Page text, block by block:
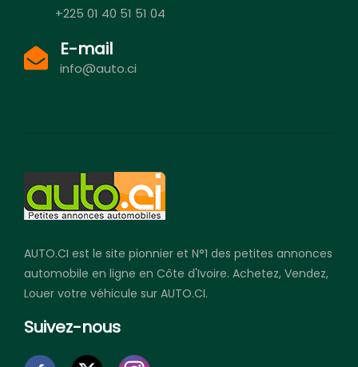
+225 01 40 51 51 04
E-mail
info@auto.ci
AUTO.CI est le site pionnier et N°1 des petites annonces
automobile en ligne en Côte d'Ivoire. Achetez, Vendez,
Louer votre véhicule sur AUTO.CI.
Suivez-nous